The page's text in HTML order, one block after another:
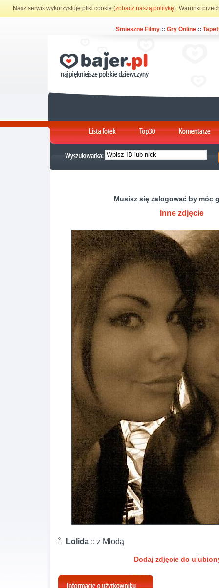
Nasz serwis wykorzystuje pliki cookie (zobacz naszą politykę). Warunki
Smieszne Filmy ::Gry Online ::
Musisz się zalogować by móc
Inne zdjęcie
Lolida :: z Młodą
Dodaj zdjęcie do